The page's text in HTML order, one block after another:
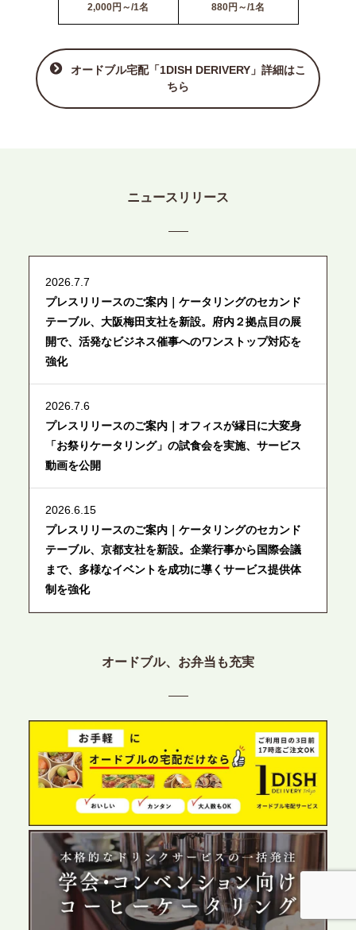
2,000円～/1名 880円～/1名
オードブル宅配「1DISH DERIVERY」詳細はこ
ちら
ニュースリリース
2026.7.7
プレスリリースのご案内｜ケータリングのセカンド
テーブル、大阪梅田支社を新設。府内２拠点目の展
開で、活発なビジネス催事へのワンストップ対応を
強化
2026.7.6
プレスリリースのご案内｜オフィスが縁日に大変身
「お祭りケータリング」の試食会を実施、サービス
動画を公開
2026.6.15
プレスリリースのご案内｜ケータリングのセカンド
テーブル、京都支社を新設。企業行事から国際会議
まで、多様なイベントを成功に導くサービス提供体
制を強化
プレスリリースのご案内｜ケータリングのセカンド
目の展開で、拡大する出張パーティー・ケータリン
2026.6.4
プレスリリースのご案内｜夏の社内親睦が、配属後
の離職防止に。オフィスや会議室で縁日気分を味わ
う「お祭りケータリング」の提供を開始
2026.5.29
プレスリリースのご案内｜ケータリングのセカンド
テーブル、群馬前橋支社を設立。再開発やオフィス
展開が進む前橋エリアの企業ニーズに応え、高品質
オードブル、お弁当も充実